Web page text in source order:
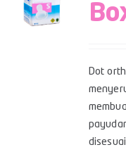
Dot